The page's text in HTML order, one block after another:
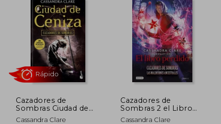
20%
dcto. $ 44.000
20%
dcto. $
Cazadores de
Sombras Ciudad de
Ceniza
Cassandra Clare
Cazadores de
Sombras 2 el Libro
Perdido
Cassandra Clare